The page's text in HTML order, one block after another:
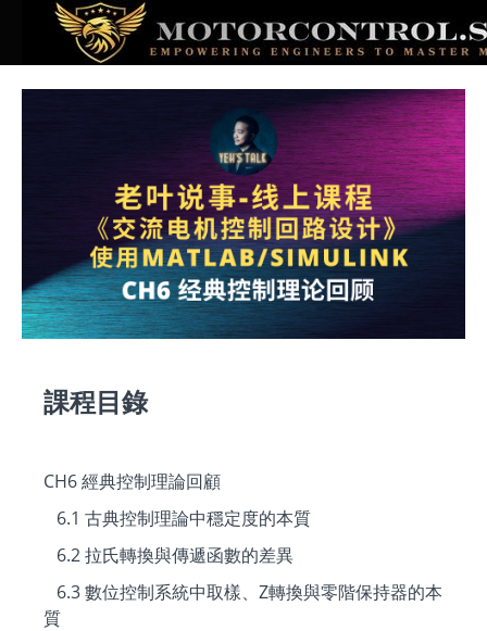
課程目錄
CH6 經典控制理論回顧
6.1 古典控制理論中穩定度的本質
6.2 拉氏轉換與傳遞函數的差異
6.3 數位控制系統中取樣、Z轉換與零階保持器的本
質